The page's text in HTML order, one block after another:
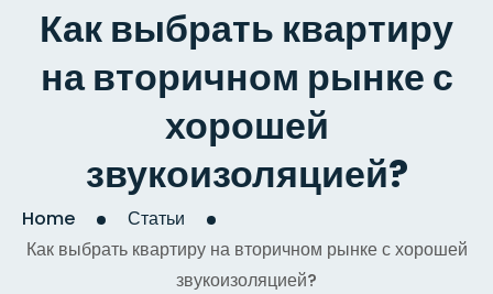
Как выбрать квартиру
на вторичном рынке с
хорошей
звукоизоляцией?
Home
Статьи
Как выбрать квартиру на вторичном рынке с хорошей
звукоизоляцией?